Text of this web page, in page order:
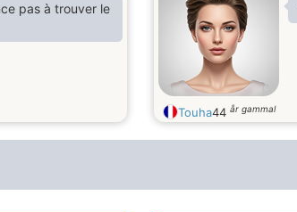
pas à trouver le
Touha44 år gammal